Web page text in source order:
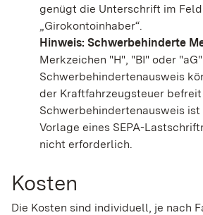
genügt die Unterschrift im Feld
„Girokontoinhaber“.
Hinweis: Schwerbehinderte
Merkzeichen "H", "BI" oder
Schwerbehindertenausweis
der Kraftfahrzeugsteuer befreit
Schwerbehindertenausweis ist
Vorlage eines SEPA-
nicht erforderlich.
Kosten
Die Kosten sind individuell, je nach